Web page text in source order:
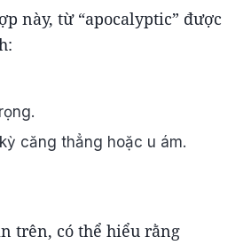
này, từ “apocalyptic” được
căng thẳng hoặc u ám.
trên, có thể hiểu rằng